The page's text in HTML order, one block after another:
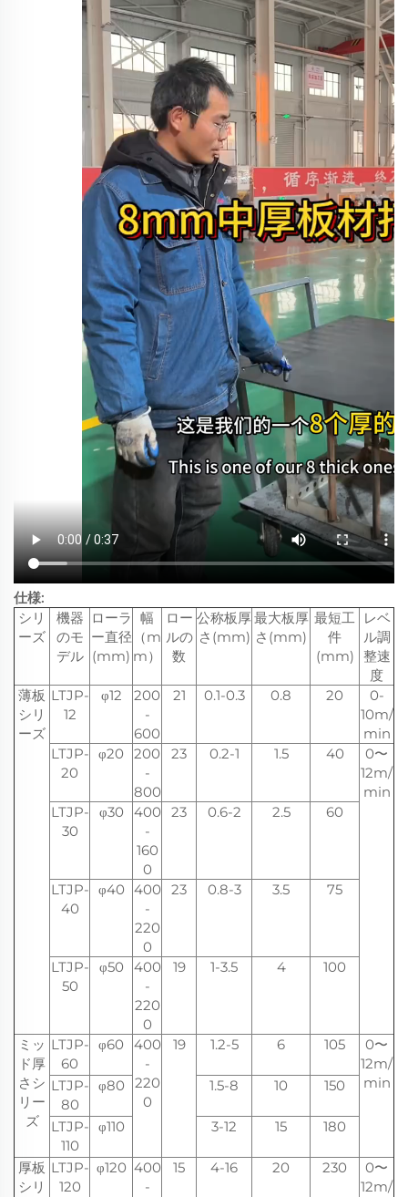
仕様:
シリ
ーズ
機器
のモ
デル
ローラ
ー直径
(mm)
幅
（m
m）
ロー
ルの
数
公称板厚
さ(mm)
最大板厚
さ(mm)
最短工
件
(mm)
レベ
ル調
整速
度
薄板
シリ
ーズ
LTJP-
12
φ12
200
-
600
21 0.1-0.3 0.8 20
0-
10m/
min
LTJP-
20
φ20
200
-
800
23 0.2-1 1.5 40
0〜
12m/
min
LTJP-
30
φ30
400
-
160
0
23 0.6-2 2.5 60
LTJP-
40
φ40 400
-
220
0
23 0.8-3 3.5 75
LTJP-
50
φ50
400
-
220
0
19 1-3.5 4 100
ミッ
ド厚
さシ
リー
ズ
LTJP-
60
φ60
400
-
220
0
19 1.2-5 6 105
0〜
12m/
min
LTJP-
80
φ80 1.5-8 10 150
LTJP-
110
φ110 3-12 15 180
厚板
シリ
LTJP-
120
φ120 400
-
15 4-16 20 230
0〜
12m/